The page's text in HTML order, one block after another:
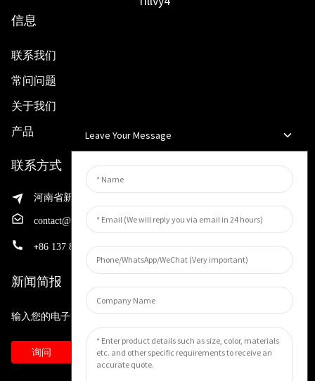
信息
联系我们
常问问题
关于我们
产品
联系方式
河南省新乡市渭滨区先进制造业开发区邵华路199号
contact@huahangfilter.com
+86 137 8194 7634
新闻简报
输入您的电子邮件地址，我们将向您发送最新资讯计划。
询问
Leave Your Message